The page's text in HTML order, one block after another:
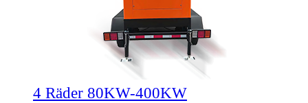
4 Räder 80KW-400KW